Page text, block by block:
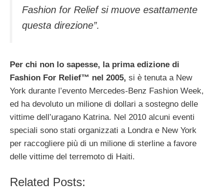
Fashion for Relief si muove esattamente
questa direzione”.
Per chi non lo sapesse, la prima edizione di
Fashion For Relief™ nel 2005, si è tenuta a New
York durante l’evento Mercedes-Benz Fashion Week,
ed ha devoluto un milione di dollari a sostegno delle
vittime dell’uragano Katrina. Nel 2010 alcuni eventi
speciali sono stati organizzati a Londra e New York
per raccogliere più di un milione di sterline a favore
delle vittime del terremoto di Haiti.
Related Posts: